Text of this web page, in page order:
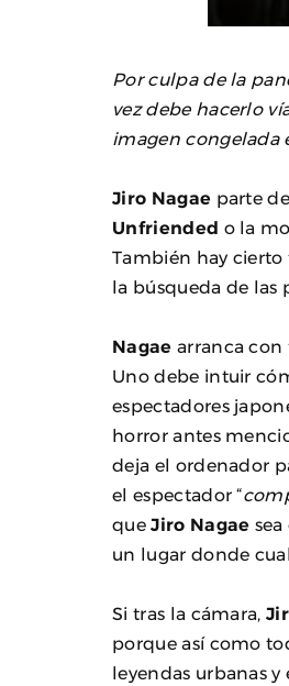
Por culpa de la
vez debe hacerlo
imagen congelada
Jiro Nagae parte
Unfriended o la
También hay cierto
la búsqueda de las
Nagae arranca con
Uno debe intuir
espectadores
horror antes
deja el ordenador
el espectador “
queJiro Nagae
un lugar donde
Si tras la cámara,
porque así como
leyendas urbanas